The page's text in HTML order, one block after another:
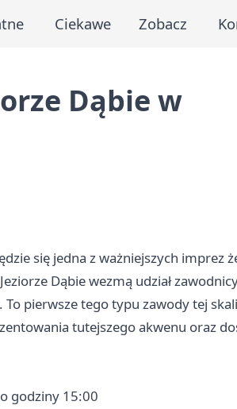
Ciekawe Zobacz
Dąbie w
się jedna z ważniejszych imprez
Dąbie wezmą udział
pierwsze tego typu zawody tej skali
tutejszego akwenu oraz
godziny 15:00